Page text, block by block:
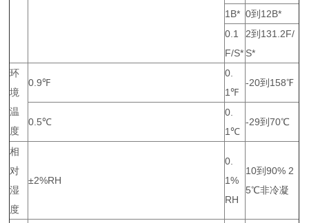
1B* 0到12B*
0.1
F/S*
2到131.2F/
S*
环
境
温
度
0.9℉
0.
1℉
-20到158℉
0.5℃
0.
1℃
-29到70℃
相
对
湿
度
±2%RH
0.
1%
RH
10到90% 2
5℃非冷凝